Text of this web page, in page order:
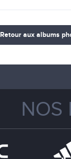
Retour aux albums
NOS